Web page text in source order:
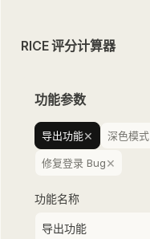
RICE 评分计算器
功能参数
导出功能× 深色模式
修复登录 Bug×
功能名称